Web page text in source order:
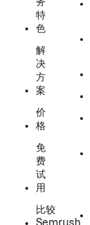
特
色
解
决
方
案
价
格
免
费
试
用
比较